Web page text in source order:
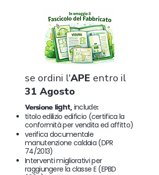
se ordini l'APE entro il
31 Agosto
Versione light, include:
titolo edilizio edificio (certifica la
conformità per vendita ed affitto)
verifica documentale
manutenzione caldaia (DPR
74/2013)
Interventi migliorativi per
raggiungere la classe E (EPBD